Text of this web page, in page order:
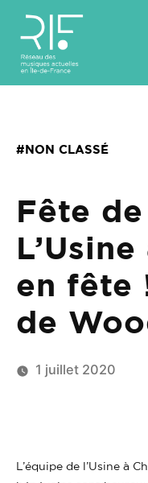
#NON CLASSÉ
Fête
en fête
de
1 juillet 2020
L’équipe de l’Usine à